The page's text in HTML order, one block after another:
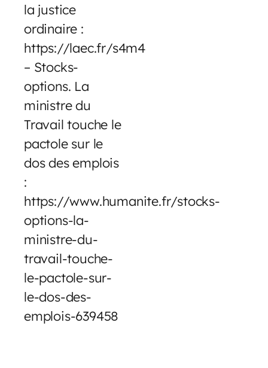
la justice
ordinaire :
https://laec.fr/s4m4
– Stocks-
options. La
ministre du
Travail touche le
pactole sur le
dos des emplois
:
https://www.humanite.fr/stocks-
options-la-
ministre-du-
travail-touche-
le-pactole-sur-
le-dos-des-
emplois-639458